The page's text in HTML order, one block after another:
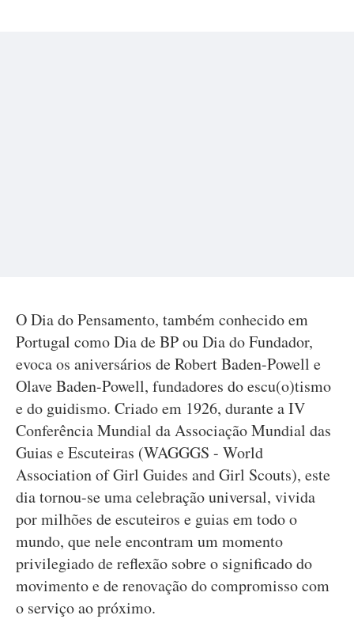
O Dia do Pensamento, também conhecido em
Portugal como Dia de BP ou Dia do Fundador,
evoca os aniversários de Robert Baden-Powell e
Olave Baden-Powell, fundadores do escu(o)tismo
e do guidismo. Criado em 1926, durante a IV
Conferência Mundial da Associação Mundial das
Guias e Escuteiras (WAGGGS - World
Association of Girl Guides and Girl Scouts), este
dia tornou-se uma celebração universal, vivida
por milhões de escuteiros e guias em todo o
mundo, que nele encontram um momento
privilegiado de reflexão sobre o significado do
movimento e de renovação do compromisso com
o serviço ao próximo.